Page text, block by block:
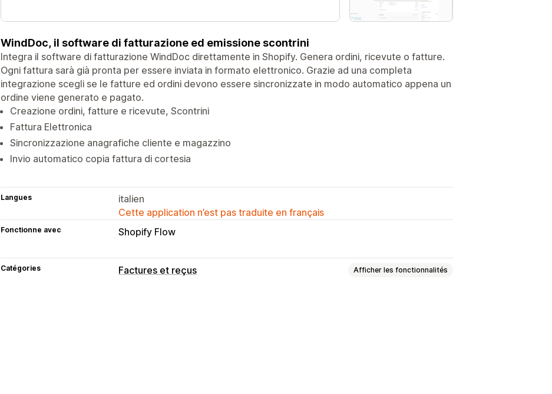
WindDoc, il software di fatturazione ed emissione scontrini
Integra il software di fatturazione WindDoc direttamente in Shopify. Genera ordini, ricevute o fatture.
Ogni fattura sarà già pronta per essere inviata in formato elettronico. Grazie ad una completa
integrazione scegli se le fatture ed ordini devono essere sincronizzate in modo automatico appena un
ordine viene generato e pagato.
Creazione ordini, fatture e ricevute, Scontrini
Fattura Elettronica
Sincronizzazione anagrafiche cliente e magazzino
Invio automatico copia fattura di cortesia
Langues
italien
Cette application n’est pas traduite en français
Fonctionne avec Shopify Flow
Catégories Factures et reçus Afficher les fonctionnalités